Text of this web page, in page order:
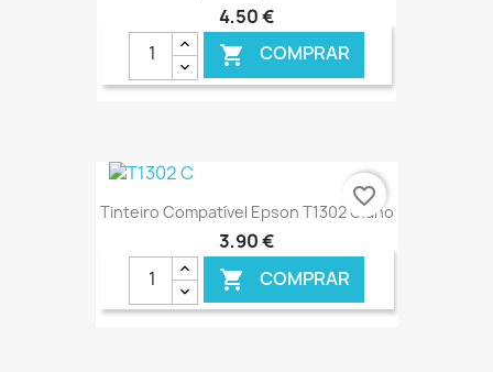
4,50 €
 COMPRAR
€ ONLINE
Tinteiro Compatível Epson T1302 Ciano
3,90 €
 COMPRAR
favorite_border